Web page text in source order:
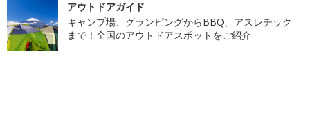
アウトドアガイド
キャンプ場、グランピングからBBQ、アスレチック
まで！全国のアウトドアスポットをご紹介